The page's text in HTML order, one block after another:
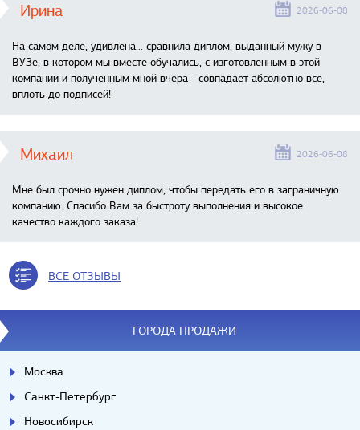
Ирина 2026-06-08
На самом деле, удивлена… сравнила диплом, выданный мужу в
ВУЗе, в котором мы вместе обучались, с изготовленным в этой
компании и полученным мной вчера - совпадает абсолютно все,
вплоть до подписей!
Михаил 2026-06-08
Мне был срочно нужен диплом, чтобы передать его в заграничную
компанию. Спасибо Вам за быстроту выполнения и высокое
качество каждого заказа!
ВСЕ ОТЗЫВЫ
ГОРОДА ПРОДАЖИ
Москва
Санкт-Петербург
Новосибирск